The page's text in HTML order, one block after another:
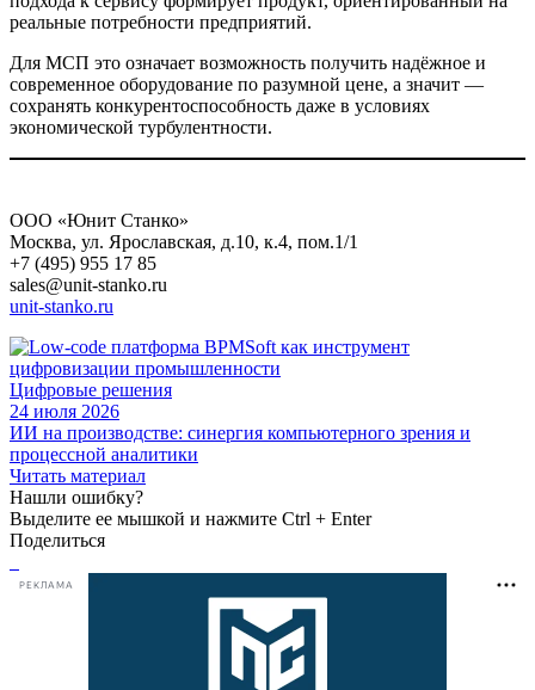
реальные потребности предприятий.
Для МСП это означает возможность получить надёжное и
современное оборудование по разумной цене, а значит —
сохранять конкурентоспособность даже в условиях
экономической турбулентности.
ООО «Юнит Станко»
Москва, ул. Ярославская, д.10, к.4, пом.1/1
+7 (495) 955 17 85
sales@unit-stanko.ru
unit-stanko.ru
Цифровые решения
24 июля 2026
ИИ на производстве: синергия компьютерного зрения и
процессной аналитики
Читать материал
Нашли ошибку?
Выделите ее мышкой и нажмите Ctrl + Enter
Поделиться
РЕКЛАМА